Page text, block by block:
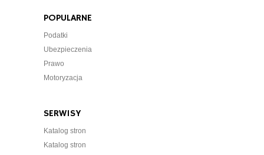
POPULARNE
Podatki
Ubezpieczenia
Prawo
Motoryzacja
SERWISY
Katalog stron
Katalog stron